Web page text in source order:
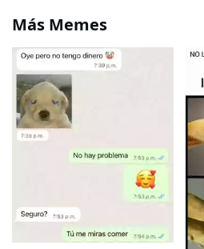
Más Memes